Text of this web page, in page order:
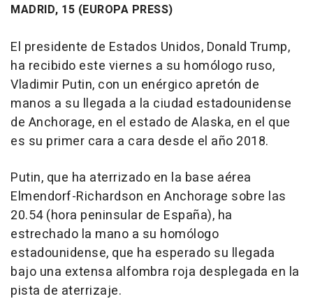
MADRID, 15 (EUROPA PRESS)
El presidente de Estados Unidos, Donald Trump,
ha recibido este viernes a su homólogo ruso,
Vladimir Putin, con un enérgico apretón de
manos a su llegada a la ciudad estadounidense
de Anchorage, en el estado de Alaska, en el que
es su primer cara a cara desde el año 2018.
Putin, que ha aterrizado en la base aérea
Elmendorf-Richardson en Anchorage sobre las
20.54 (hora peninsular de España), ha
estrechado la mano a su homólogo
estadounidense, que ha esperado su llegada
bajo una extensa alfombra roja desplegada en la
pista de aterrizaje.